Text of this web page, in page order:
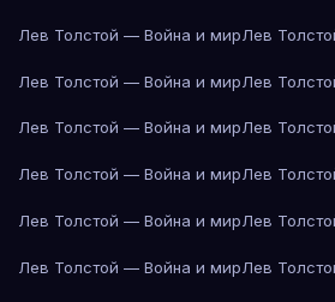
Лев Толстой — Война и мирЛев
Лев Толстой — Война и мирЛев
Лев Толстой — Война и мирЛев
Лев Толстой — Война и мирЛев
Лев Толстой — Война и мирЛев
Лев Толстой — Война и мирЛев